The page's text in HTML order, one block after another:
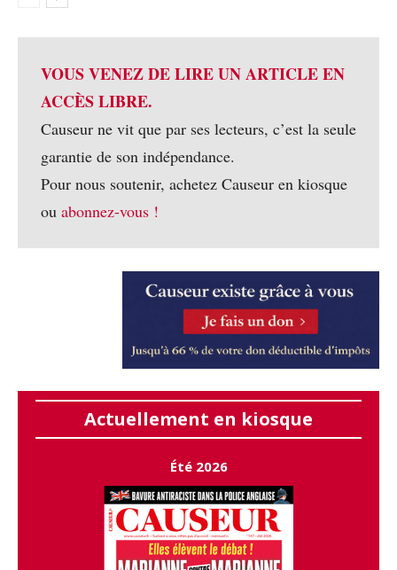
VOUS VENEZ DE LIRE UN ARTICLE EN
ACCÈS LIBRE.
Causeur ne vit que par ses lecteurs, c’est la seule
garantie de son indépendance.
Pour nous soutenir, achetez Causeur en kiosque
ou abonnez-vous !
Actuellement en kiosque
Été 2026